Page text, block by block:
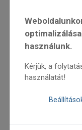
Gömbös Katalin
Gőbölös Gábor
Grecsó Krisztián
használunk.
Kérjük, a
használatát!